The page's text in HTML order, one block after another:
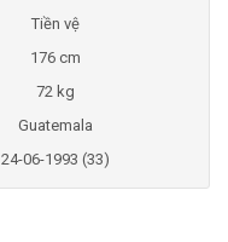
Tiền vệ
176 cm
72 kg
Guatemala
24-06-1993 (33)